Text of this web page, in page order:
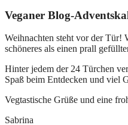
Veganer Blog-
Weihnachten steht vor der Tür!
schöneres als einen prall
Hinter jedem der 24 Türchen
Spaß beim Entdecken und viel
Vegtastische Grüße und eine
Sabrina